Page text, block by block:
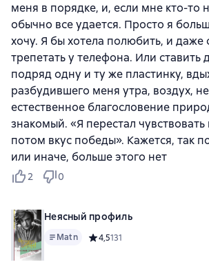
меня в порядке, и, если мне кто-то
обычно все удается. Просто я
хочу. Я бы хотела полюбить, и даже
трепетать у телефона. Или ставить
подряд одну и ту же пластинку,
разбудившего меня утра, воздух,
естественное благословение
знакомый. «Я перестал чувствовать
потом вкус победы». Кажется, так
или иначе, больше этого нет
2 0
Неясный профиль
Matn Средний рейтинг 4,5 на
4,5131